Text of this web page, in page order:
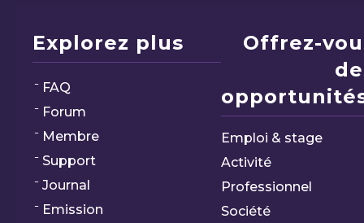
Explorez plus
FAQ
Forum
Membre
Support
Journal
Emission
Offrez-
Emploi & stage
Activité
Professionnel
Société